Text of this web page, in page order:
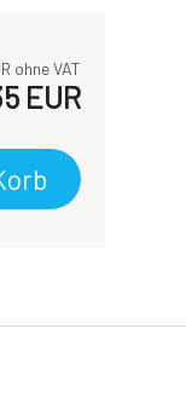
ohne VAT
EUR